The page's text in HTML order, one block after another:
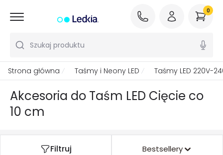
Szukaj produktu
0
Strona główna Taśmy i Neony LED Taśmy LED 220V-
Akcesoria do Taśm LED Cięcie co
10 cm
Filtruj Bestsellery